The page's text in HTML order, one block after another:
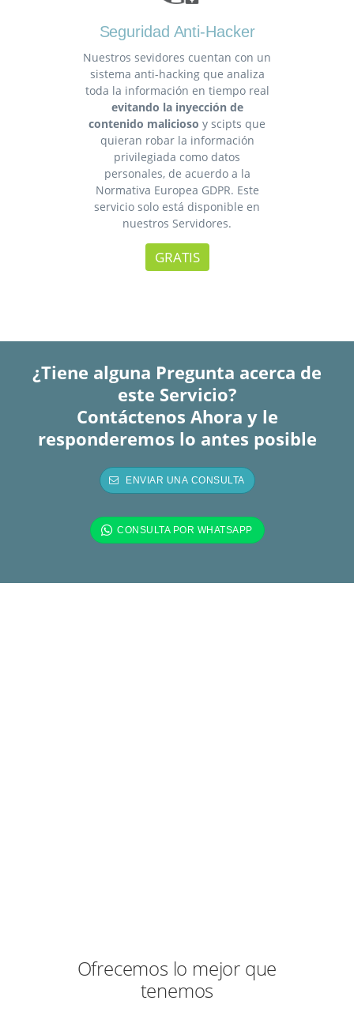
Seguridad Anti-Hacker
Nuestros sevidores cuentan con un
sistema anti-hacking que analiza
toda la información en tiempo real
evitando la inyección de
contenido malicioso y scipts que
quieran robar la información
privilegiada como datos
personales, de acuerdo a la
Normativa Europea GDPR. Este
servicio solo está disponible en
nuestros Servidores.
GRATIS
¿Tiene alguna Pregunta acerca de
este Servicio?
Contáctenos Ahora y le
responderemos lo antes posible
Ofrecemos lo mejor que
tenemos